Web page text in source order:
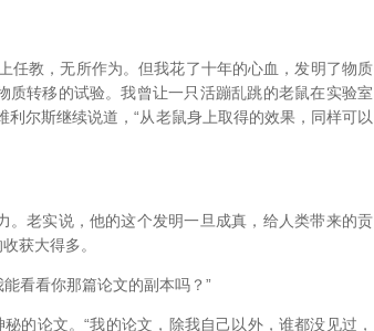
教，无所作为。但我花了十年的心血，发明了物质
转移的试验。我曾让一只活蹦乱跳的老鼠在实验室
尔斯继续说道，“从老鼠身上取得的效果，同样可以
老实说，他的这个发明一旦成真，给人类带来的贡
获大得多。
看看你那篇论文的副本吗？”
论文。“我的论文，除我自己以外，谁都没见过，